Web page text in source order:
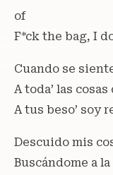
of
F*ck the bag, I
Cuando se
A toda’ las cosas
A tus beso’ soy
Descuido mis
Buscándome a